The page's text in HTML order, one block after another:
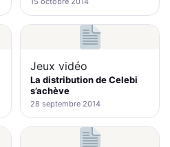
Jeux vidéo
La distribution de Celebi
s’achève
28 septembre 2014